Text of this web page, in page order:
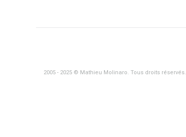
2005 - 2025 © Mathieu Molinaro. Tous droits réservés.